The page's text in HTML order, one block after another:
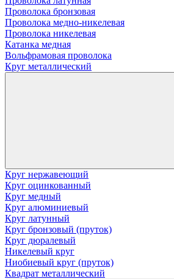
Проволока бронзовая
Проволока медно-никелевая
Проволока никелевая
Катанка медная
Вольфрамовая проволока
Круг металлический
Круг нержавеющий
Круг оцинкованный
Круг медный
Круг алюминиевый
Круг латунный
Круг бронзовый (пруток)
Круг дюралевый
Никелевый круг
Ниобиевый круг (пруток)
Квадрат металлический